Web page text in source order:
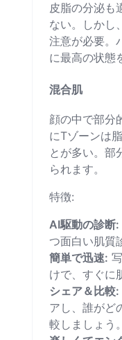
皮脂の分泌も
ない。しかし
注意が必要。
に最高の状態
混合肌
顔の中で部分
にTゾーンは
とが多い。部
られます。
特徴:
AI駆動の診断:
つ面白い肌質
簡単で迅速:
けで、すぐに
シェア＆比較:
アし、誰がど
較しましょう。